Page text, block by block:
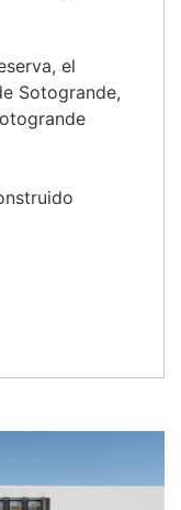
el
Sotogrande,